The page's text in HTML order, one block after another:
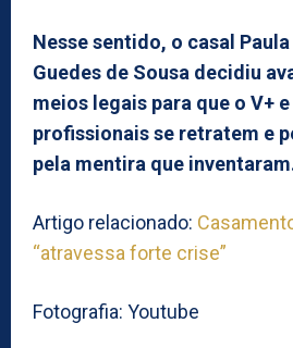
Nesse sentido, o casal
Guedes de Sousa decidiu
meios legais para que o V+
profissionais se retratem e
pela mentira que
Artigo relacionado:
“atravessa forte crise”
Fotografia: Youtube